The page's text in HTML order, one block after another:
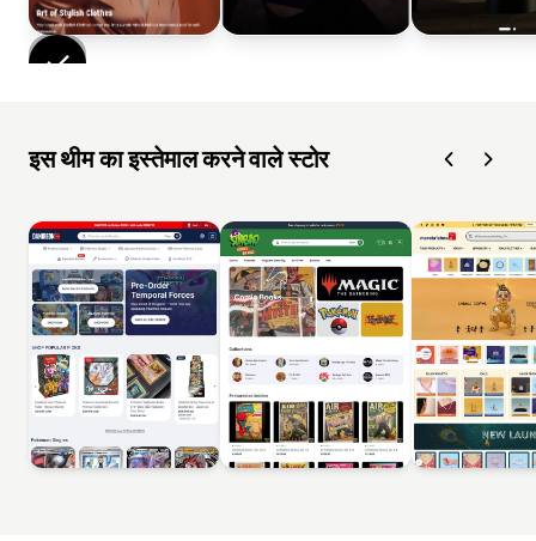
इस थीम का इस्तेमाल करने वाले स्टोर